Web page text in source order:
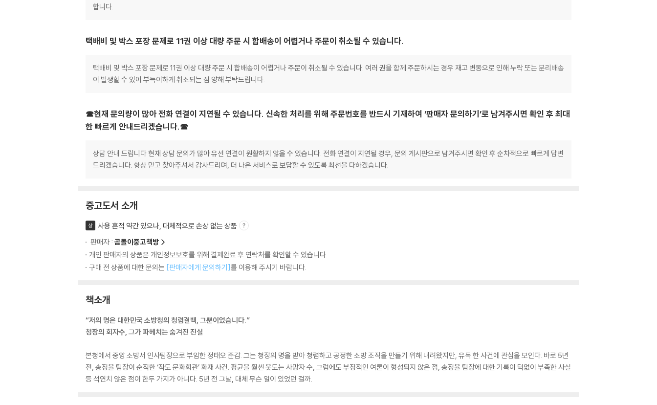
합니다.
택배비 및 박스 포장 문제로 11권 이상 대량 주문 시 합배송이 어렵거나 주문이 취소될 수 있습니다.
택배비 및 박스 포장 문제로 11권 이상 대량 주문 시 합배송이 어렵거나 주문이 취소될 수 있습니다. 여러 권을 함께 주문하시는 경우 재고 변동으로 인해 누락 또는 분리배송
이 발생할 수 있어 부득이하게 취소되는 점 양해 부탁드립니다.
☎현재 문의량이 많아 전화 연결이 지연될 수 있습니다. 신속한 처리를 위해 주문번호를 반드시 기재하여 ‘판매자 문의하기’로 남겨주시면 확인 후 최대
한 빠르게 안내드리겠습니다.☎
상담 안내 드립니다 현재 상담 문의가 많아 유선 연결이 원활하지 않을 수 있습니다. 전화 연결이 지연될 경우, 문의 게시판으로 남겨주시면 확인 후 순차적으로 빠르게 답변
드리겠습니다. 항상 믿고 찾아주셔서 감사드리며, 더 나은 서비스로 보답할 수 있도록 최선을 다하겠습니다.
중고도서 소개
상
사용 흔적 약간 있으나, 대체적으로 손상 없는 상품
판매자 : 곰돌이중고책방
개인 판매자의 상품은 개인정보보호를 위해 결제완료 후 연락처를 확인할 수 있습니다.
구매 전 상품에 대한 문의는 [판매자에게 문의하기]를 이용해 주시기 바랍니다.
책소개
“저의 명은 대한민국 소방청의 청렴결백, 그뿐이었습니다.”
청장의 회자수, 그가 파헤치는 숨겨진 진실
본청에서 중앙 소방서 인사팀장으로 부임한 정태오 준감. 그는 청장의 명을 받아 청렴하고 공정한 소방 조직을 만들기 위해 내려왔지만, 유독 한 사건에 관심을 보인다. 바로 5년
전, 송정율 팀장이 순직한 ‘작도 문화회관’ 화재 사건. 평균을 훨씬 웃도는 사망자 수, 그럼에도 부정적인 여론이 형성되지 않은 점, 송정율 팀장에 대한 기록이 턱없이 부족한 사실
등 석연치 않은 점이 한두 가지가 아니다. 5년 전 그날, 대체 무슨 일이 있었던 걸까.